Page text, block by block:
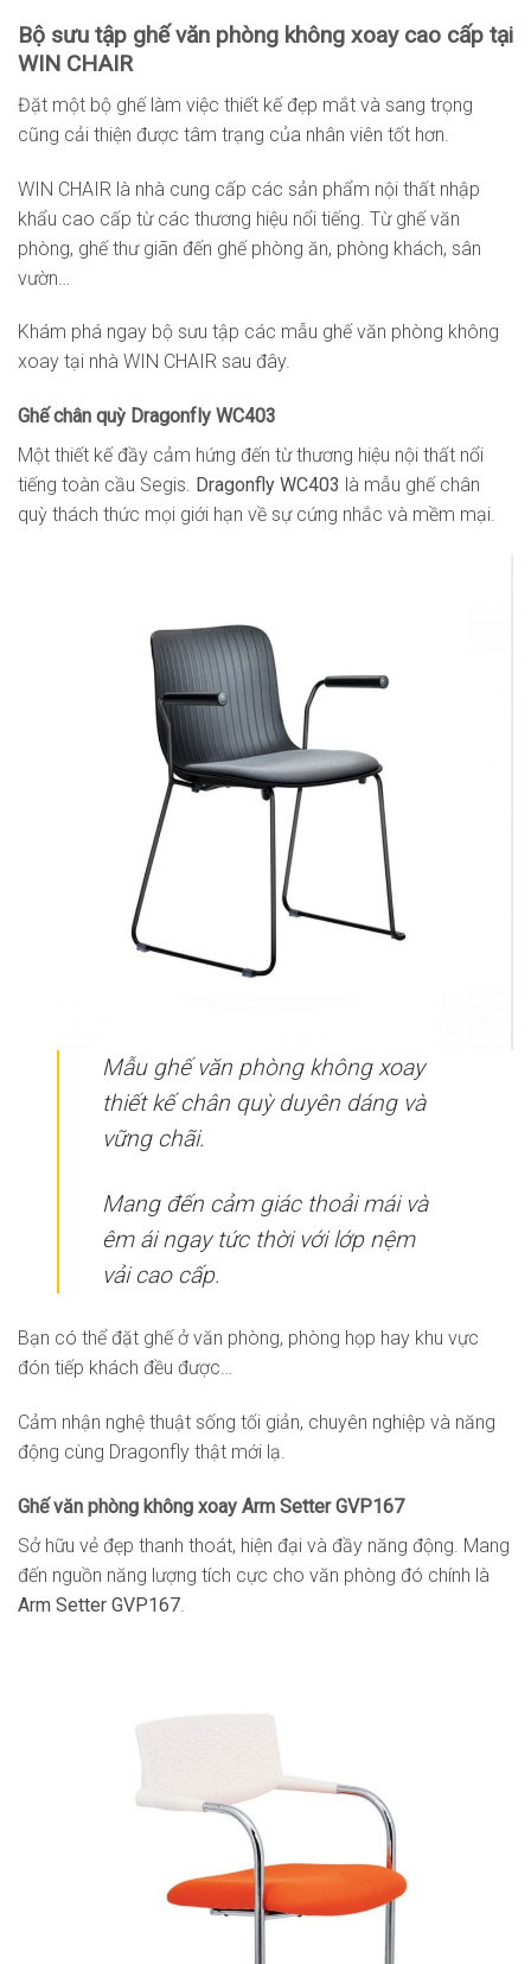
Bộ sưu tập ghế văn phòng không xoay cao cấp tại
WIN CHAIR
Đặt một bộ ghế làm việc thiết kế đẹp mắt và sang trọng
cũng cải thiện được tâm trạng của nhân viên tốt hơn.
WIN CHAIR là nhà cung cấp các sản phẩm nội thất nhập
khẩu cao cấp từ các thương hiệu nổi tiếng. Từ ghế văn
phòng, ghế thư giãn đến ghế phòng ăn, phòng khách, sân
vườn…
Khám phá ngay bộ sưu tập các mẫu ghế văn phòng không
xoay tại nhà WIN CHAIR sau đây.
Ghế chân quỳ Dragonfly WC403
Một thiết kế đầy cảm hứng đến từ thương hiệu nội thất nổi
tiếng toàn cầu Segis. Dragonfly WC403 là mẫu ghế chân
quỳ thách thức mọi giới hạn về sự cứng nhắc và mềm mại.
Mẫu ghế văn phòng không xoay
thiết kế chân quỳ duyên dáng và
vững chãi.
Mang đến cảm giác thoải mái và
êm ái ngay tức thời với lớp nệm
vải cao cấp.
Bạn có thể đặt ghế ở văn phòng, phòng họp hay khu vực
đón tiếp khách đều được…
Cảm nhận nghệ thuật sống tối giản, chuyên nghiệp và năng
động cùng Dragonfly thật mới lạ.
Ghế văn phòng không xoay Arm Setter GVP167
Sở hữu vẻ đẹp thanh thoát, hiện đại và đầy năng động. Mang
đến nguồn năng lượng tích cực cho văn phòng đó chính là
Arm Setter GVP167